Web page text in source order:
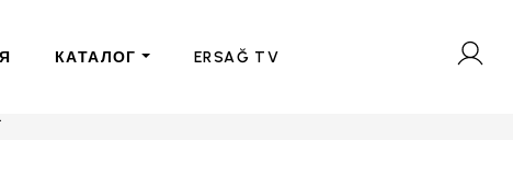
КАТАЛОГ ERSAĞ TV